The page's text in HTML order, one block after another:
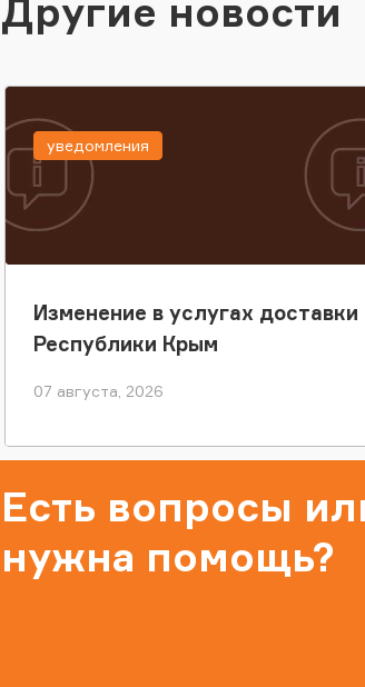
Другие новости
Изменение в услугах доставки
Республики Крым
07 августа, 2026
уведомления
Есть вопросы
нужна помощь?